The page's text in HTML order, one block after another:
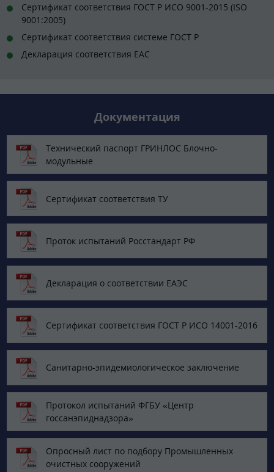
Сертификат соответствия ГОСТ Р ИСО 9001-2015 (ISO
9001:2005)
Сертификат соответствия системе ГОСТ Р
Декларация соответствия EAC
Документация
Технический паспорт ГРИНЛОС Блочно-
модульные
Сертификат соответствия ТУ
Проток испытаний Росстандарт РФ
Декларация о соответствии ЕАЭС
Сертификат соответствия ГОСТ Р ИСО 14001-2016
Санитарно-эпидемиологическое заключение
Протокол испытаний ФГБУ «Центр
госсанэпиднадзора»
Опросный лист по подбору Промышленных
очистных сооружений